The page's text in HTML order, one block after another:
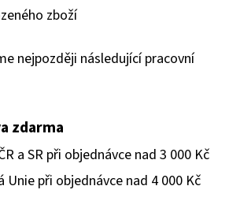
zboží
nejpozději následující pracovní
zdarma
a SR při objednávce nad 3 000 Kč
Unie při objednávce nad 4 000 Kč